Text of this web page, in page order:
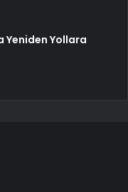
Yeniden Yollara